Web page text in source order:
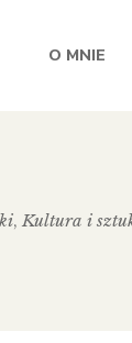
O MNIE
, Kultura i